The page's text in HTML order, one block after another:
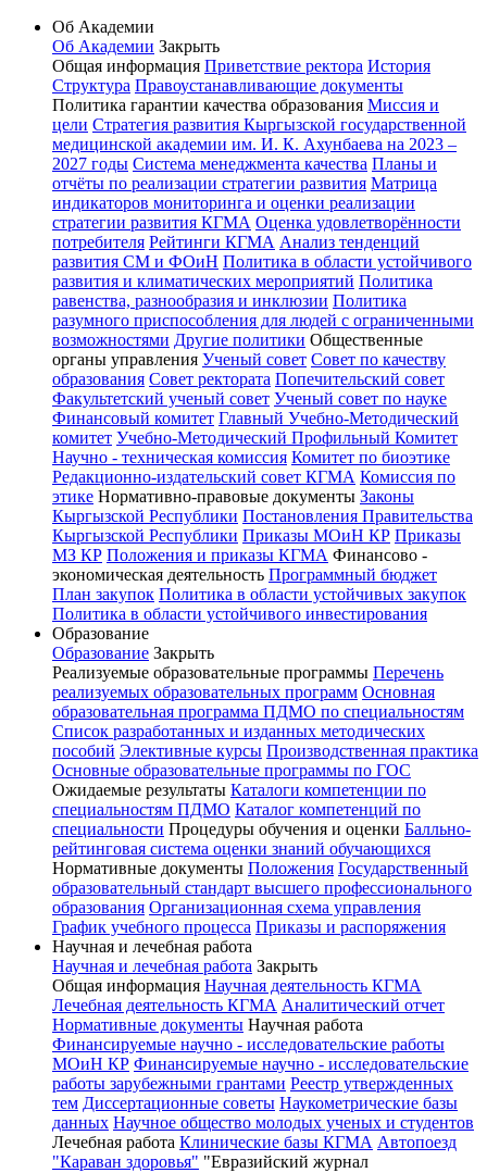
Об Академии
Об Академии Закрыть
Общая информация Приветствие ректора История
Структура Правоустанавливающие документы
Политика гарантии качества образования Миссия и
цели Стратегия развития Кыргызской государственной
медицинской академии им. И. К. Ахунбаева на 2023 –
2027 годы Система менеджмента качества Планы и
отчёты по реализации стратегии развития Матрица
индикаторов мониторинга и оценки реализации
стратегии развития КГМА Оценка удовлетворённости
потребителя Рейтинги КГМА Анализ тенденций
развития СМ и ФОиН Политика в области устойчивого
развития и климатических мероприятий Политика
равенства, разнообразия и инклюзии Политика
разумного приспособления для людей с ограниченными
возможностями Другие политики Общественные
органы управления Ученый совет Совет по качеству
образования Совет ректората Попечительский совет
Факультетский ученый совет Ученый совет по науке
Финансовый комитет Главный Учебно-Методический
комитет Учебно-Методический Профильный Комитет
Научно - техническая комиссия Комитет по биоэтике
Редакционно-издательский совет КГМА Комиссия по
этике Нормативно-правовые документы Законы
Кыргызской Республики Постановления Правительства
Кыргызской Республики Приказы МОиН КР Приказы
МЗ КР Положения и приказы КГМА Финансово -
экономическая деятельность Программный бюджет
План закупок Политика в области устойчивых закупок
Политика в области устойчивого инвестирования
Образование
Образование Закрыть
Реализуемые образовательные программы Перечень
реализуемых образовательных программ Основная
образовательная программа ПДМО по специальностям
Список разработанных и изданных методических
пособий Элективные курсы Производственная практика
Основные образовательные программы по ГОС
Ожидаемые результаты Каталоги компетенции по
специальностям ПДМО Каталог компетенций по
специальности Процедуры обучения и оценки Балльно-
рейтинговая система оценки знаний обучающихся
Нормативные документы Положения Государственный
образовательный стандарт высшего профессионального
образования Организационная схема управления
График учебного процесса Приказы и распоряжения
Научная и лечебная работа
Научная и лечебная работа Закрыть
Общая информация Научная деятельность КГМА
Лечебная деятельность КГМА Аналитический отчет
Нормативные документы Научная работа
Финансируемые научно - исследовательские работы
МОиН КР Финансируемые научно - исследовательские
работы зарубежными грантами Реестр утвержденных
тем Диссертационные советы Наукометрические базы
данных Научное общество молодых ученых и студентов
Лечебная работа Клинические базы КГМА Автопоезд
"Караван здоровья" "Евразийский журнал